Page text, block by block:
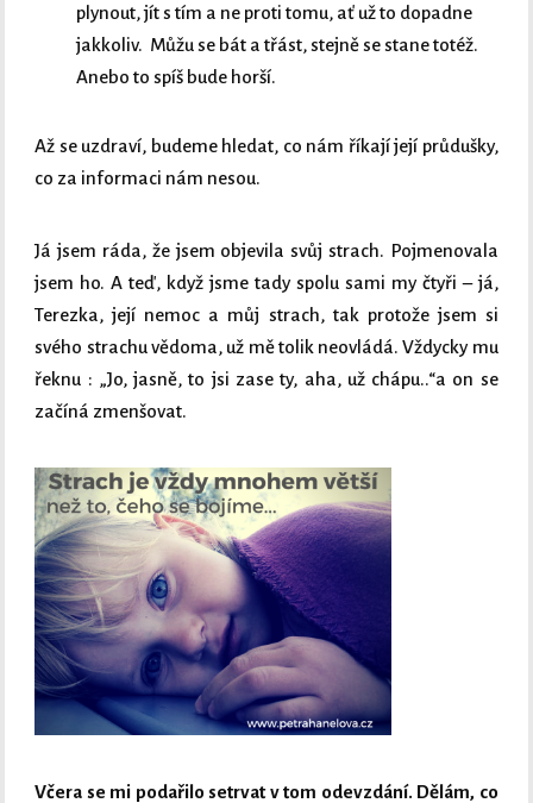
plynout, jít s tím a ne proti tomu, ať už to dopadne
jakkoliv. Můžu se bát a třást, stejně se stane totéž.
Anebo to spíš bude horší.
Až se uzdraví, budeme hledat, co nám říkají její průdušky,
co za informaci nám nesou.
Já jsem ráda, že jsem objevila svůj strach. Pojmenovala
jsem ho. A teď, když jsme tady spolu sami my čtyři – já,
Terezka, její nemoc a můj strach, tak protože jsem si
svého strachu vědoma, už mě tolik neovládá. Vždycky mu
řeknu : „Jo, jasně, to jsi zase ty, aha, už chápu..“a on se
začíná zmenšovat.
Včera se mi podařilo setrvat v tom odevzdání. Dělám, co